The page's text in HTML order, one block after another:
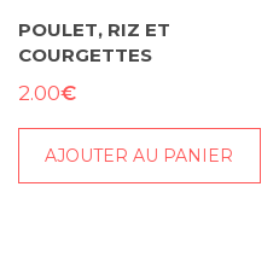
POULET, RIZ ET
COURGETTES
2.00€
AJOUTER AU PANIER